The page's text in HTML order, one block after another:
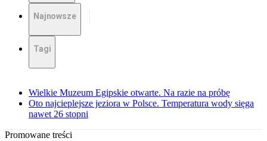
Najnowsze
Tagi
Wielkie Muzeum Egipskie otwarte. Na razie na próbę
Oto najcieplejsze jeziora w Polsce. Temperatura wody sięga
nawet 26 stopni
Promowane treści